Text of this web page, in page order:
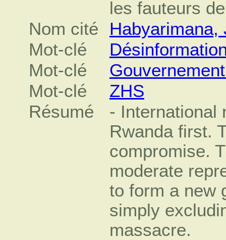
les fauteurs
Nom cité
Habyarimana,
Mot-clé
Mot-clé
Mot-clé
ZHS
Résumé
- International
Rwanda first.
compromise.
moderate
to form a new
simply
massacre.